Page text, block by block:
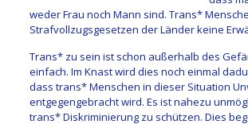
weder Frau noch Mann sind. Trans*
Strafvollzugsgesetzen der Länder keine
Trans* zu sein ist schon außerhalb des
einfach. Im Knast wird dies noch einmal
dass trans* Menschen in dieser Situation
entgegengebracht wird. Es ist nahezu
trans* Diskriminierung zu schützen. Dies